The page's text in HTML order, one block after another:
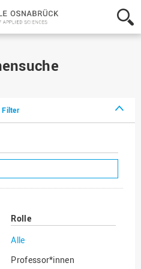
Hochschule
Osnabrück
-
Filter
Rolle
Alle
Professor*innen